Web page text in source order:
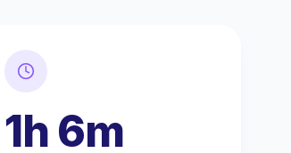
1h 6m